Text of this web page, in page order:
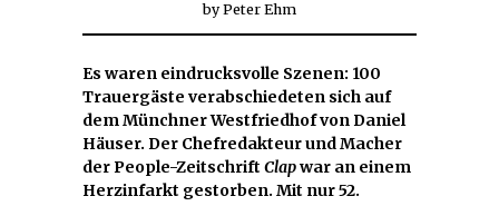
1,
2025
byPeter Ehm
Es waren eindrucksvolle Szenen: 100
Trauergäste verabschiedeten sich auf
dem Münchner Westfriedhof von Daniel
Häuser. Der Chefredakteur und Macher
der People-Zeitschrift Clapwar an einem
Herzinfarkt gestorben. Mit nur 52.